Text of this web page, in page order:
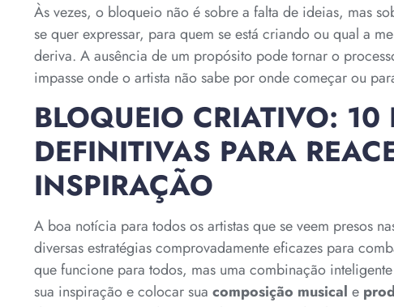
Às vezes, o bloqueio não é sobre a falta de ideias, mas
se quer expressar, para quem se está criando ou qual a
deriva. A ausência de um propósito pode tornar o
impasse onde o artista não sabe por onde começar ou
BLOQUEIO CRIATIVO: 10
DEFINITIVAS PARA
INSPIRAÇÃO
A boa notícia para todos os artistas que se veem presos
diversas estratégias comprovadamente eficazes para
que funcione para todos, mas uma combinação
sua inspiração e colocar sua composição musical e